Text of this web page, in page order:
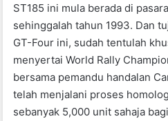
ST185 ini mula berada di
sehinggalah tahun 1993. Dan
GT-Four ini, sudah tentulah
menyertai World Rally
bersama pemandu handalan
telah menjalani proses
sebanyak 5,000 unit sahaja